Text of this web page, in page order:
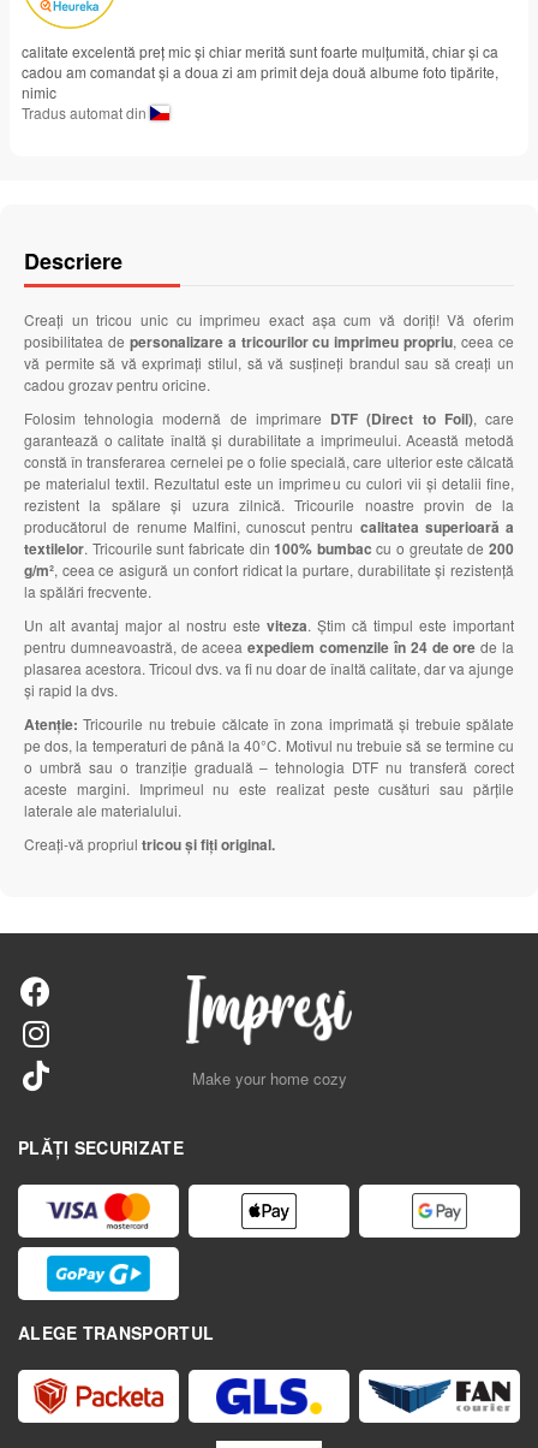
calitate excelentă preț mic și chiar merită sunt foarte mulțumită, chiar și ca
cadou am comandat și a doua zi am primit deja două albume foto tipărite,
nimic
Tradus automat din
Descriere
Creați un tricou unic cu imprimeu exact așa cum vă doriți! Vă oferim
posibilitatea de personalizare a tricourilor cu imprimeu propriu, ceea ce
vă permite să vă exprimați stilul, să vă susțineți brandul sau să creați un
cadou grozav pentru oricine.
Folosim tehnologia modernă de imprimare DTF (Direct to Foil), care
garantează o calitate înaltă și durabilitate a imprimeului. Această metodă
constă în transferarea cernelei pe o folie specială, care ulterior este călcată
pe materialul textil. Rezultatul este un imprimeu cu culori vii și detalii fine,
rezistent la spălare și uzura zilnică. Tricourile noastre provin de la
producătorul de renume Malfini, cunoscut pentru calitatea superioară a
textilelor. Tricourile sunt fabricate din100% bumbac cu o greutate de200
g/m², ceea ce asigură un confort ridicat la purtare, durabilitate și rezistență
la spălări frecvente.
Un alt avantaj major al nostru este viteza. Știm că timpul este important
pentru dumneavoastră, de aceeaexpediem comenzile în 24 de ore de la
plasarea acestora. Tricoul dvs. va fi nu doar de înaltă calitate, dar va ajunge
și rapid la dvs.
Atenție: Tricourile nu trebuie călcate în zona imprimată și trebuie spălate
pe dos, la temperaturi de până la 40°C. Motivul nu trebuie să se termine cu
o umbră sau o tranziție graduală – tehnologia DTF nu transferă corect
aceste margini. Imprimeul nu este realizat peste cusături sau părțile
laterale ale materialului.
Creați-vă propriul tricou și fiți original.
Make your home cozy
PLĂȚI SECURIZATE
ALEGE TRANSPORTUL